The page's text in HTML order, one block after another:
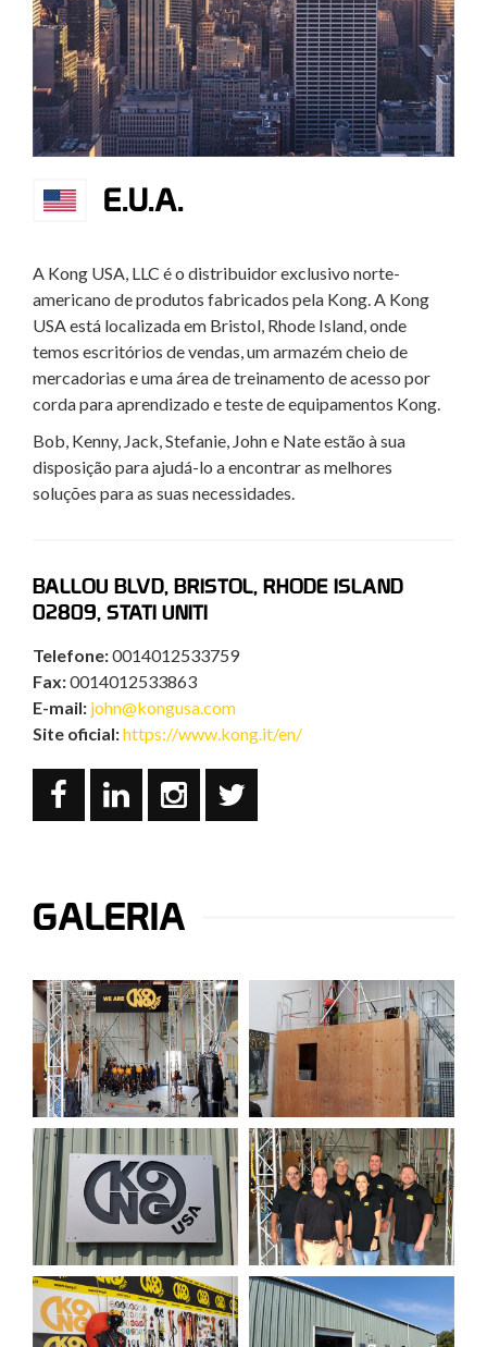
E.U.A.
A Kong USA, LLC é o distribuidor exclusivo norte-
americano de produtos fabricados pela Kong. A Kong
USA está localizada em Bristol, Rhode Island, onde
temos escritórios de vendas, um armazém cheio de
mercadorias e uma área de treinamento de acesso por
corda para aprendizado e teste de equipamentos Kong.
Bob, Kenny, Jack, Stefanie, John e Nate estão à sua
disposição para ajudá-lo a encontrar as melhores
soluções para as suas necessidades.
BALLOU BLVD, BRISTOL, RHODE ISLAND
02809, STATI UNITI
Telefone:0014012533759
Fax:0014012533863
E-mail: john@kongusa.com
Site oficial:https://www.kong.it/en/
GALERIA